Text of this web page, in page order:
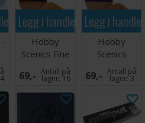
-
Legg i handlekurven
Hobby
Scenics Fine
Basing Grit
69,- Antall på
lager: 16
Legg i
Hobby
Scenics
Medium
Basing Grit
69,- Antall på
lager:3